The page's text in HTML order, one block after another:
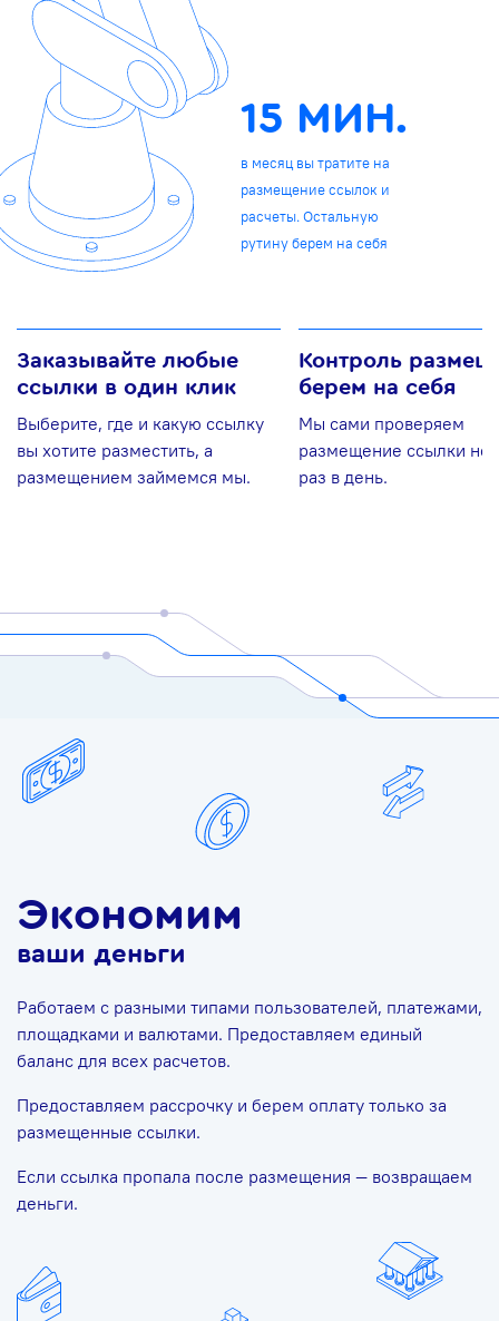
15 МИН.
в месяц вы тратите на
размещение ссылок и
расчеты. Остальную
рутину берем на себя
Заказывайте любые
ссылки в один клик
Выберите, где и какую ссылку
вы хотите разместить, а
размещением займемся мы.
Контроль
берем на себя
Мы сами проверяем
размещение ссылки
раз в день.
Экономим
ваши деньги
Работаем с разными типами пользователей, платежами,
площадками и валютами. Предоставляем единый
баланс для всех расчетов.
Предоставляем рассрочку и берем оплату только за
размещенные ссылки.
Если ссылка пропала после размещения — возвращаем
деньги.